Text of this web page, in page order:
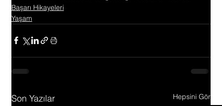
Başarı Hikayeleri
Yaşam
Son Yazılar Hepsini Gör